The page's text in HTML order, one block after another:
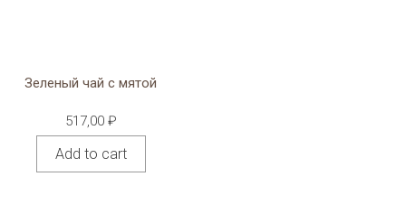
Зеленый чай с мятой
517,00 ₽
Add to cart